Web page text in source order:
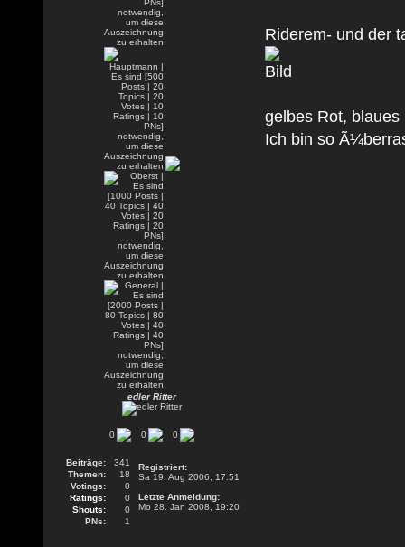
edler Ritter
0 0 0
Beiträge:
341
Themen:
18
Votings:
0
Ratings:
0
Shouts:
0
PNs:
1
Registriert:
Sa 19. Aug 2006, 17:51
Letzte Anmeldung:
Mo 28. Jan 2008, 19:20
Riderem- und der
gelbes Rot,
Ich bin so